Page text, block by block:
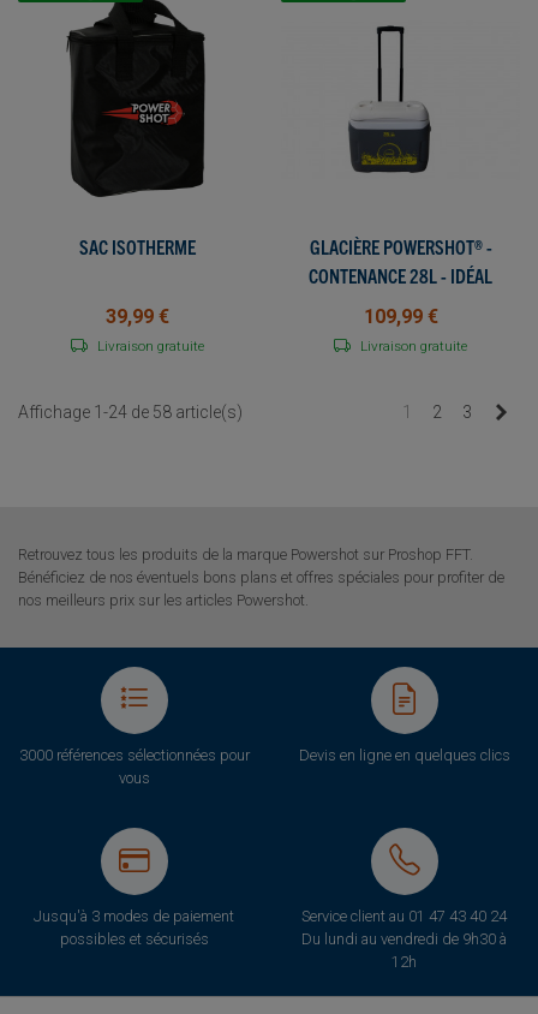
SAC ISOTHERME
39,99 €
Livraison gratuite
GLACIÈRE POWERSHOT® -
CONTENANCE 28L - IDÉAL
POUR LES TOURNOIS !
109,99 €
Livraison gratuite
Affichage 1-24 de 58 article(s) 1 2 3
Retrouvez tous les produits de la marque Powershot sur Proshop FFT.
Bénéficiez de nos éventuels bons plans et offres spéciales pour profiter de
nos meilleurs prix sur les articles Powershot.
3000 références sélectionnées pour
vous
Devis en ligne en quelques clics
Jusqu'à 3 modes de paiement
possibles et sécurisés
Service client au 01 47 43 40 24
Du lundi au vendredi de 9h30 à
12h